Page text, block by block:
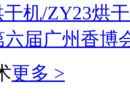
干机/ZY23烘
六届广州香博
更多 >